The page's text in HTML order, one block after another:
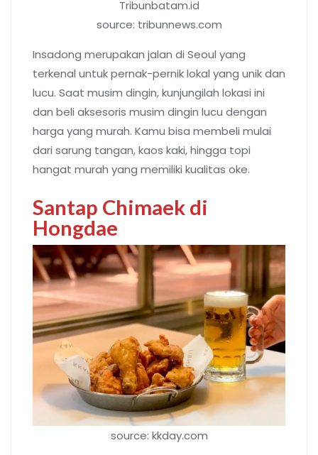
source: tribunnews.com
Insadong merupakan jalan di Seoul yang
terkenal untuk pernak-pernik lokal yang unik dan
lucu. Saat musim dingin, kunjungilah lokasi ini
dan beli aksesoris musim dingin lucu dengan
harga yang murah. Kamu bisa membeli mulai
dari sarung tangan, kaos kaki, hingga topi
hangat murah yang memiliki kualitas oke.
Santap Chimaek di
Hongdae
source: kkday.com